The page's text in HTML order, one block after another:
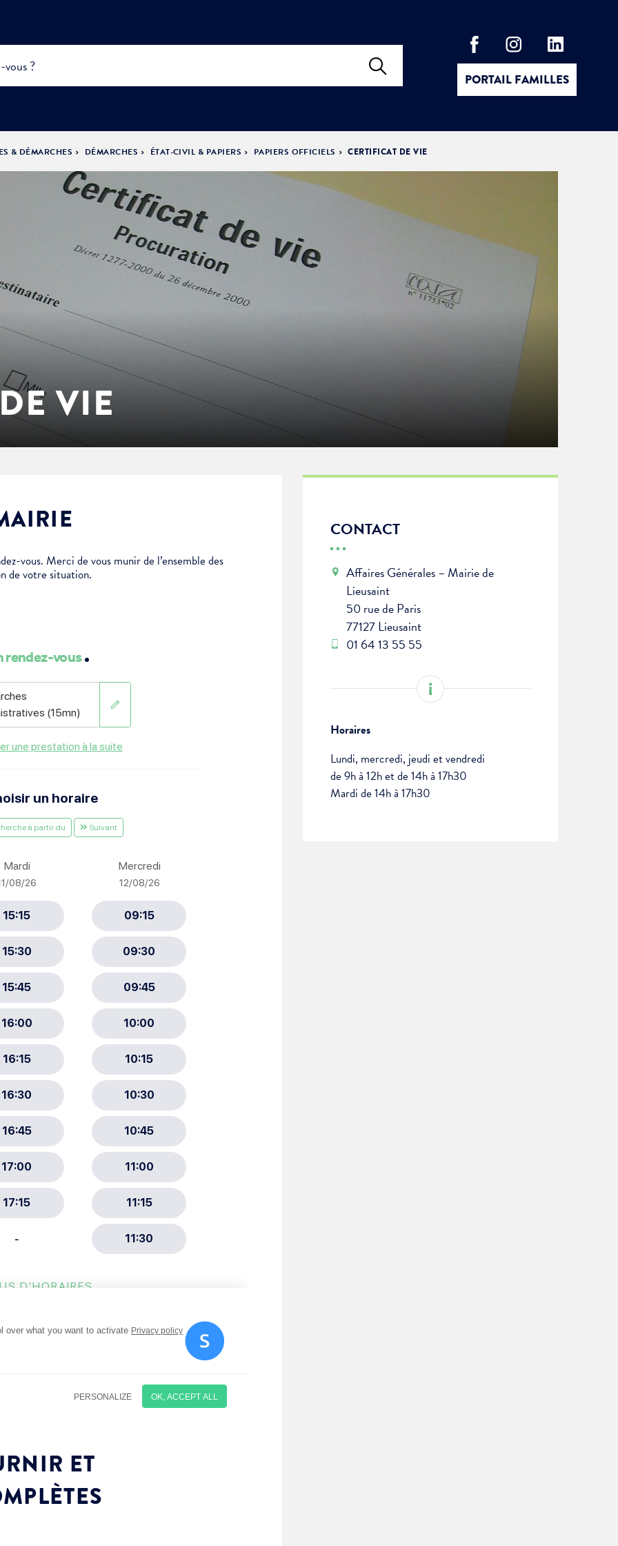
PORTAIL FAMILLES
ACTUALITÉS &
ÉVÈNEMENTS
DÉMOCRATIE
& DÉMARCHES DÉMARCHES ÉTAT-CIVIL & PAPIERS PAPIERS OFFICIELS CERTIFICAT DE VIE
VIE
vous. Merci de vous munir de l’ensemble des
de votre situation.
ET
CONTACT
Affaires Générales – Mairie de
Lieusaint
50 rue de Paris
77127 Lieusaint
01 64 13 55 55
Horaires
Lundi, mercredi, jeudi et vendredi
de 9h à 12h et de 14h à 17h30
Mardi de 14h à 17h30
: